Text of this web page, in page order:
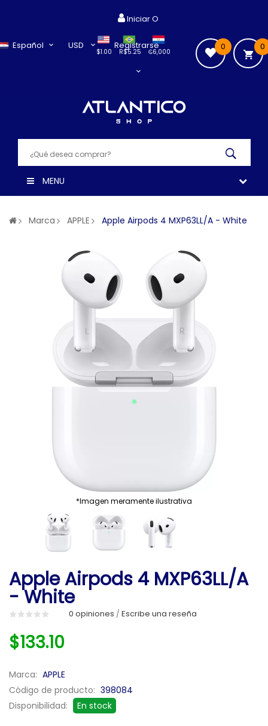
Español USD
$1.00 ₲6,000
R$5.25
Iniciar O
Registrarse 0
0
MENU
Marca APPLE Apple Airpods 4 MXP63LL/A - White
*Imagen meramente ilustrativa
Apple Airpods 4 MXP63LL/A
- White
0 opiniones / Escribe una reseña
$133.10
Marca: APPLE
Código de producto: 398084
Disponibilidad:
En stock